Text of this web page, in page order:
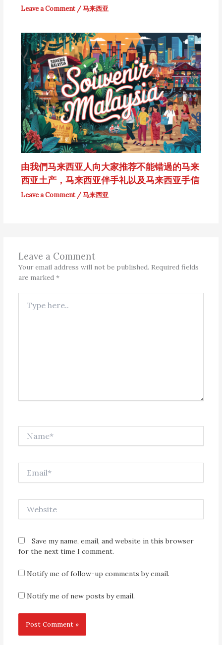
Leave a Comment /马来西亚
由我們马来西亚人向大家推荐不能错過的马来
西亚土产，马来西亚伴手礼以及马来西亚手信
Leave a Comment /马来西亚
Leave a Comment
Your email address will not be published. Required fields
are marked *
here..
Save my name, email, and website in this browser
for the next time I comment.
Notify me of follow-up comments by email.
Notify me of new posts by email.